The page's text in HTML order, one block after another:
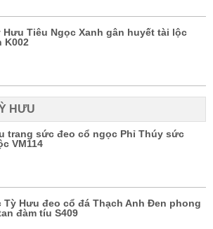
Tiêu Ngọc Xanh gân huyết tài lộc
K002
HƯU
trang sức đeo cổ ngọc Phỉ Thúy sức
VM114
Tỳ Hưu đeo cổ đá Thạch Anh Đen phong
đàm tíu S409